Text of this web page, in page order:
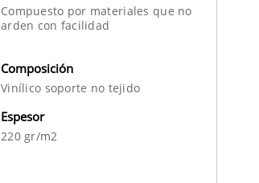
Compuesto por materiales que no
arden con facilidad
Composición
Vinílico soporte no tejido
Espesor
220 gr/m2